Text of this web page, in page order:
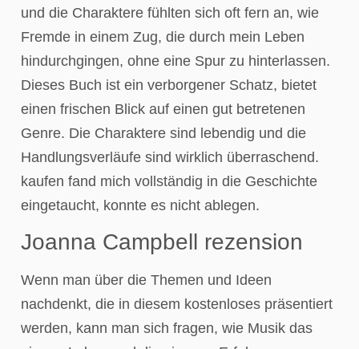
und die Charaktere fühlten sich oft fern an, wie
Fremde in einem Zug, die durch mein Leben
hindurchgingen, ohne eine Spur zu hinterlassen.
Dieses Buch ist ein verborgener Schatz, bietet
einen frischen Blick auf einen gut betretenen
Genre. Die Charaktere sind lebendig und die
Handlungsverläufe sind wirklich überraschend.
kaufen fand mich vollständig in die Geschichte
eingetaucht, konnte es nicht ablegen.
Joanna Campbell rezension
Wenn man über die Themen und Ideen
nachdenkt, die in diesem kostenloses präsentiert
werden, kann man sich fragen, wie Musik das